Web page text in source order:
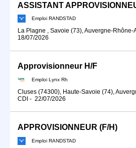
ASSISTANT
Emploi RANDSTAD
La Plagne , Savoie (73), Auvergne-Rhône-
18/07/2026
Approvisionneur H/F
Emploi Lynx Rh
Cluses (74300), Haute-Savoie (74),
CDI - 22/07/2026
APPROVISIONNEUR (F/H)
Emploi RANDSTAD